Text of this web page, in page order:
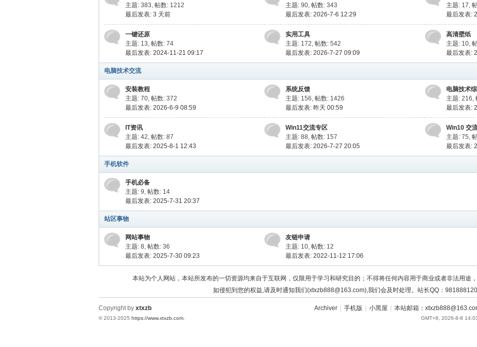
主题: 383, 帖数: 1212
最后发表: 3 天前
主题: 90, 帖数: 343
最后发表: 2026-7-6 12:29
主题: 17,
最后发表:
一键还原
主题: 13, 帖数: 74
最后发表: 2024-11-21 09:17
实用工具
主题: 172, 帖数: 542
最后发表: 2026-7-27 09:09
高清壁纸
主题: 10,
最后发表:
电脑技术交流
安装教程
主题: 70, 帖数: 372
最后发表: 2026-6-9 08:59
系统反馈
主题: 156, 帖数: 1426
最后发表: 昨天 00:59
电脑技术
主题: 216,
最后发表:
IT资讯
主题: 42, 帖数: 87
最后发表: 2025-8-1 12:43
Win11交流专区
主题: 88, 帖数: 157
最后发表: 2026-7-27 20:05
Win10 交
主题: 75,
最后发表:
手机软件
手机必备
主题: 9, 帖数: 14
最后发表: 2025-7-31 20:37
站区事物
网站事物
主题: 8, 帖数: 36
最后发表: 2025-7-30 09:23
友链申请
主题: 10, 帖数: 12
最后发表: 2022-11-12 17:06
本站为个人网站，本站所发布的一切资源均来自于互联网，仅限用于学习和研究目的；不得将任何内容用于商业或者非法用途
如侵犯到您的权益,请及时通知我们(xtxzb888@163.com),我们会及时处理。站长QQ：981888120
Archiver 手机版 小黑屋 本站邮箱：
GMT+8, 2026-8-8
Copyright by xtxzb
© 2013-2025 https://www.xtxzb.com